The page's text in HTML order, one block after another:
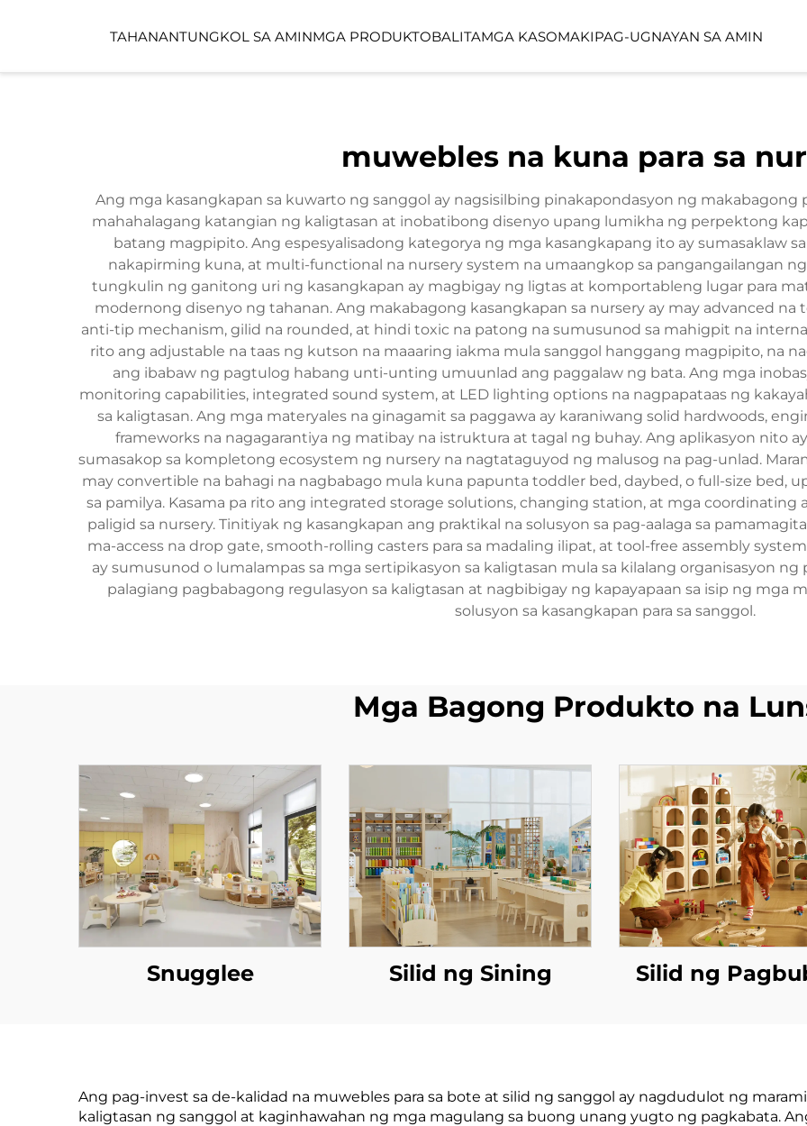
TAHANANTUNGKOL SA AMINMGA PRODUKTOBALITAMGA KASOMAKIPAG-UGNAYAN SA AMIN
muwebles na kuna para sa
Ang mga kasangkapan sa kuwarto ng sanggol ay nagsisilbing pinakapondasyon ng makabagong
mahahalagang katangian ng kaligtasan at inobatibong disenyo upang lumikha ng perpektong
batang magpipito. Ang espesyalisadong kategorya ng mga kasangkapang ito ay sumasaklaw
nakapirming kuna, at multi-functional na nursery system na umaangkop sa pangangailangan
tungkulin ng ganitong uri ng kasangkapan ay magbigay ng ligtas at komportableng lugar para
modernong disenyo ng tahanan. Ang makabagong kasangkapan sa nursery ay may advanced na
anti-tip mechanism, gilid na rounded, at hindi toxic na patong na sumusunod sa mahigpit na
rito ang adjustable na taas ng kutson na maaaring iakma mula sanggol hanggang magpipito, na
ang ibabaw ng pagtulog habang unti-unting umuunlad ang paggalaw ng bata. Ang mga
monitoring capabilities, integrated sound system, at LED lighting options na nagpapataas ng
sa kaligtasan. Ang mga materyales na ginagamit sa paggawa ay karaniwang solid hardwoods,
frameworks na nagagarantiya ng matibay na istruktura at tagal ng buhay. Ang aplikasyon nito
sumasakop sa kompletong ecosystem ng nursery na nagtataguyod ng malusog na pag-unlad.
may convertible na bahagi na nagbabago mula kuna papunta toddler bed, daybed, o full-size bed,
sa pamilya. Kasama pa rito ang integrated storage solutions, changing station, at mga
paligid sa nursery. Tinitiyak ng kasangkapan ang praktikal na solusyon sa pag-aalaga sa
ma-access na drop gate, smooth-rolling casters para sa madaling ilipat, at tool-free assembly
ay sumusunod o lumalampas sa mga sertipikasyon sa kaligtasan mula sa kilalang organisasyon ng
palagiang pagbabagong regulasyon sa kaligtasan at nagbibigay ng kapayapaan sa isip ng mga
solusyon sa kasangkapan para sa sanggol.
Mga Bagong Produkto na
Snugglee Silid ng Sining Silid ng
Ang pag-invest sa de-kalidad na muwebles para sa bote at silid ng sanggol ay nagdudulot ng
kaligtasan ng sanggol at kaginhawahan ng mga magulang sa buong unang yugto ng pagkabata.